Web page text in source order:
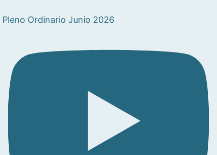
Pleno Ordinario Junio 2026